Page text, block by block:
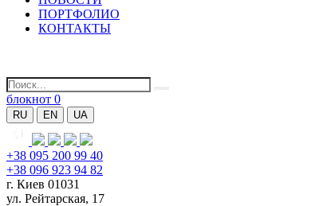
ПОРТФОЛИО
КОНТАКТЫ
блокнот 0
RU EN UA
+38 095 200 99 40
+38 096 923 94 82
г. Киев 01031
ул. Рейтарская, 17